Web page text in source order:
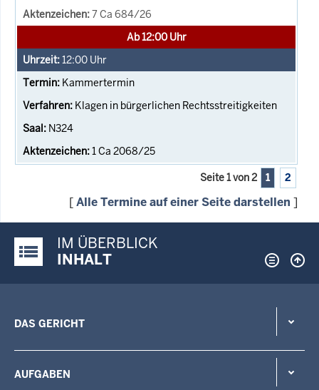
7 Ca 684/26
Ab 12:00 Uhr
12:00 Uhr
Kammertermin
Klagen in bürgerlichen Rechtsstreitigkeiten
N324
1 Ca 2068/25
Seite 1 von 2 1 2
[Alle Termine auf einer Seite darstellen ]
Justiz-Portal im Überblick:
IM ÜBERBLICK
INHALT
DAS GERICHT
AUFGABEN